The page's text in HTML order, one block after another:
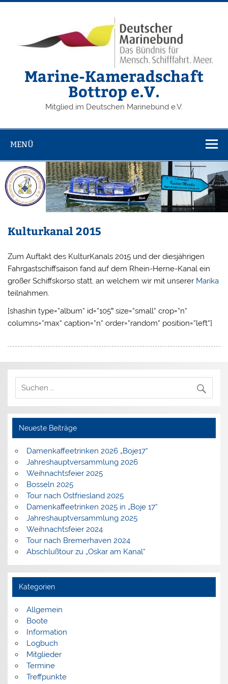
Zum
Marine-Kameradschaft
Bottrop e.V.
Mitglied im Deutschen Marinebund e.V.
MENÜ
Kulturkanal 2015
Zum Auftakt des KulturKanals 2015 und der diesjährigen
Fahrgastschiffsaison fand auf dem Rhein-Herne-Kanal ein
großer Schiffskorso statt, an welchem wir mit unserer Marika
teilnahmen.
[shashin type=“album“ id=“105″ size=“small“ crop=“n“
columns=“max“ caption=“n“ order=“random“ position=“left“]
Neueste Beiträge
Damenkaffeetrinken 2026 „Boje17“
Jahreshauptversammlung 2026
Weihnachtsfeier 2025
Bosseln 2025
Tour nach Ostfriesland 2025
Damenkaffeetrinken 2025 in „Boje 17“
Jahreshauptversammlung 2025
Weihnachtsfeier 2024
Tour nach Bremerhaven 2024
Abschlußtour zu „Oskar am Kanal“
Kategorien
Allgemein
Boote
Information
Logbuch
Mitglieder
Termine
Treffpunkte